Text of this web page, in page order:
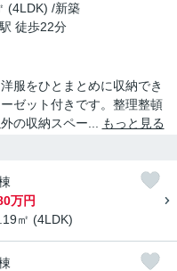
(4LDK) /新築
徒歩22分
服をひとまとめに収納でき
ゼット付きです。整理整頓
の収納スペー...
もっと見る
万円
㎡ (4LDK)